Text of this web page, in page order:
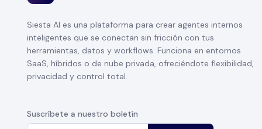
Siesta AI es una plataforma para crear agentes internos
inteligentes que se conectan sin fricción con tus
herramientas, datos y workflows. Funciona en entornos
SaaS, híbridos o de nube privada, ofreciéndote flexibilidad,
privacidad y control total.
Suscríbete a nuestro boletín